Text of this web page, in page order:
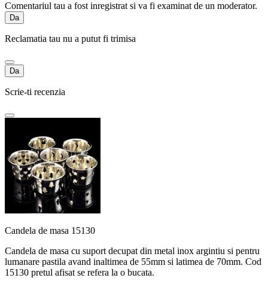
Comentariul tau a fost inregistrat si va fi examinat de un moderator.
Da
Reclamatia tau nu a putut fi trimisa
Da
Scrie-ti recenzia
Candela de masa 15130
Candela de masa cu suport decupat din metal inox argintiu si pentru
lumanare pastila avand inaltimea de 55mm si latimea de 70mm. Cod
15130 pretul afisat se refera la o bucata.